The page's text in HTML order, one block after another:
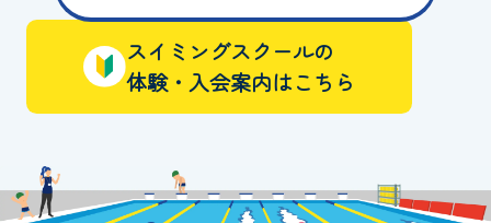
スイミングスクールの
体験・入会案内はこちら